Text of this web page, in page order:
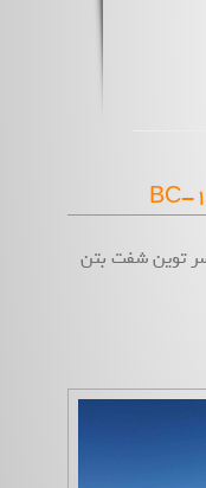
میکسر توین شفت بتن